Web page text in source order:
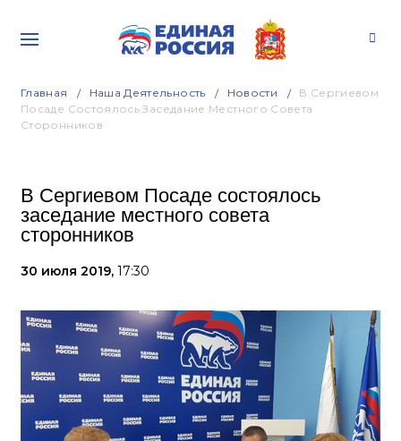
Главная Наша Деятельность Новости
В Сергиевом
Посаде Состоялось Заседание Местного Совета
Сторонников
В Сергиевом Посаде состоялось
заседание местного совета
сторонников
30 июля 2019, 17:30